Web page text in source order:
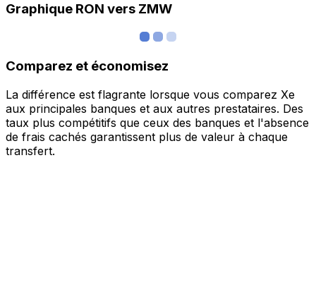
Graphique RON vers ZMW
Comparez et économisez
La différence est flagrante lorsque vous comparez Xe
aux principales banques et aux autres prestataires. Des
taux plus compétitifs que ceux des banques et l'absence
de frais cachés garantissent plus de valeur à chaque
transfert.